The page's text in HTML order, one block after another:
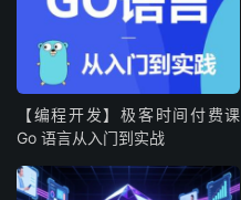
【编程开发】极客时间付费课
Go 语言从入门到实战